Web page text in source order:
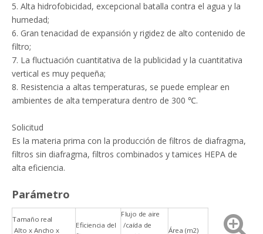
5. Alta hidrofobicidad, excepcional batalla contra el agua y la
humedad;
6. Gran tenacidad de expansión y rigidez de alto contenido de
filtro;
7. La fluctuación cuantitativa de la publicidad y la cuantitativa
vertical es muy pequeña;
8. Resistencia a altas temperaturas, se puede emplear en
ambientes de alta temperatura dentro de 300 ℃.
Solicitud
Es la materia prima con la producción de filtros de diafragma,
filtros sin diafragma, filtros combinados y tamices HEPA de
alta eficiencia.
Parámetro
Tamaño real
Alto x Ancho x
Eficiencia del
Flujo de aire
/caída de
Área (m2)